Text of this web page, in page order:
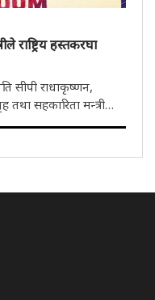
राष्ट्रिय हस्तकरघा
सीपी राधाकृष्णन,
सहकारिता मन्त्री
हस्तकरघा दिवसका